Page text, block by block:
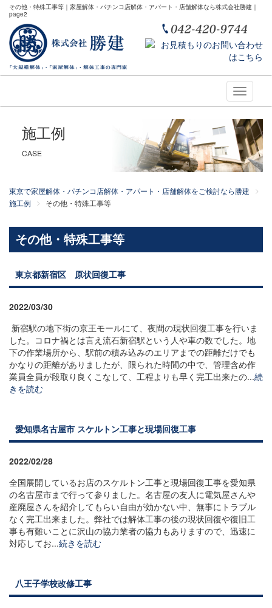
その他・特殊工事等｜家屋解体・パチンコ店解体・アパート・店舗解体なら株式会社勝建｜
page2
Toggle
施工例
CASE
東京で家屋解体・パチンコ店解体・アパート・店舗解体をご検討なら勝建
施工例
その他・特殊工事等
その他・特殊工事等
東京都新宿区 原状回復工事
2022/03/30
新宿駅の地下街の京王モールにて、夜間の現状回復工事を行いま
した。コロナ禍とは言え流石新宿駅という人や車の数でした。地
下の作業場所から、駅前の積み込みのエリアまでの距離だけでも
かなりの距離がありましたが、限られた時間の中で、管理含め作
業員全員が段取り良くこなして、工程よりも早く完工出来たの...続
きを読む
愛知県名古屋市 スケルトン工事と現場回復工事
2022/02/28
全国展開しているお店のスケルトン工事と現場回復工事を愛知県
の名古屋市まで行って参りました。名古屋の友人に電気屋さんや
産廃屋さんを紹介してもらい自由が効かない中、無事にトラブル
なく完工出来ました。弊社では解体工事の後の現状回復や復旧工
事も有難いことに沢山の協力業者の協力もありますので、迅速に
対応してお...続きを読む
八王子学校改修工事